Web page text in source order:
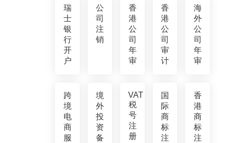
瑞
士
银
行
开
户
公
司
注
销
香
港
公
司
年
审
香
港
公
司
审
计
海
外
公
司
年
审
跨
境
电
商
服
境
外
投
资
备
VAT
税
号
注
册
国
际
商
标
注
香
港
商
标
注